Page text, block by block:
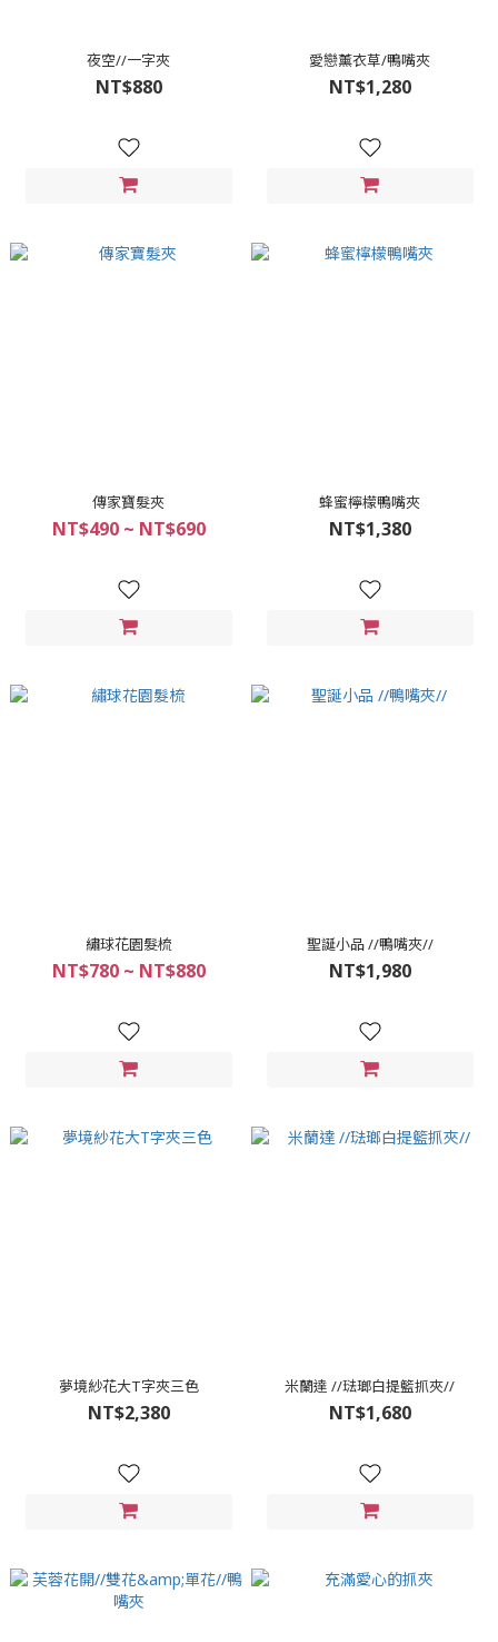
夜空//一字夾
NT$880
愛戀薰衣草/鴨嘴夾
NT$1,280
傳家寶髮夾
NT$490 ~ NT$690
蜂蜜檸檬鴨嘴夾
NT$1,380
繡球花園髮梳
NT$780 ~ NT$880
聖誕小品 //鴨嘴夾//
NT$1,980
夢境紗花大T字夾三色
NT$2,380
米蘭達 //琺瑯白提籃抓夾//
NT$1,680